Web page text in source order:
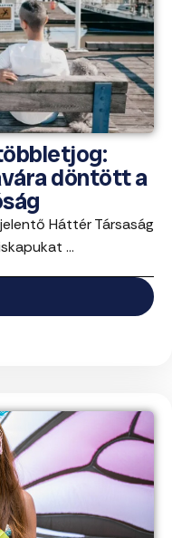
döntött a
Háttér Társaság
...